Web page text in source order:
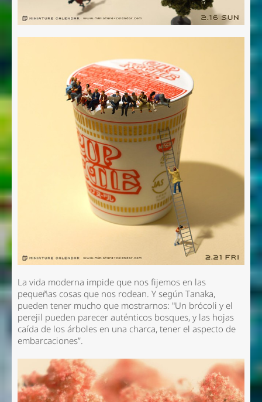
La vida moderna impide que nos fijemos en las
pequeñas cosas que nos rodean. Y según Tanaka,
pueden tener mucho que mostrarnos: "Un brócoli y el
perejil pueden parecer auténticos bosques, y las hojas
caída de los árboles en una charca, tener el aspecto de
embarcaciones”.